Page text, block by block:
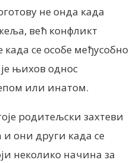
не онда када
већ конфликт
када се особе међусобно
њихов однос
или инатом.
родитељски захтеви
и они други када се
неколико начина за